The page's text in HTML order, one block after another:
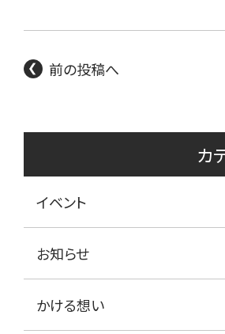
前の投稿へ
カ
イベント
お知らせ
かける想い